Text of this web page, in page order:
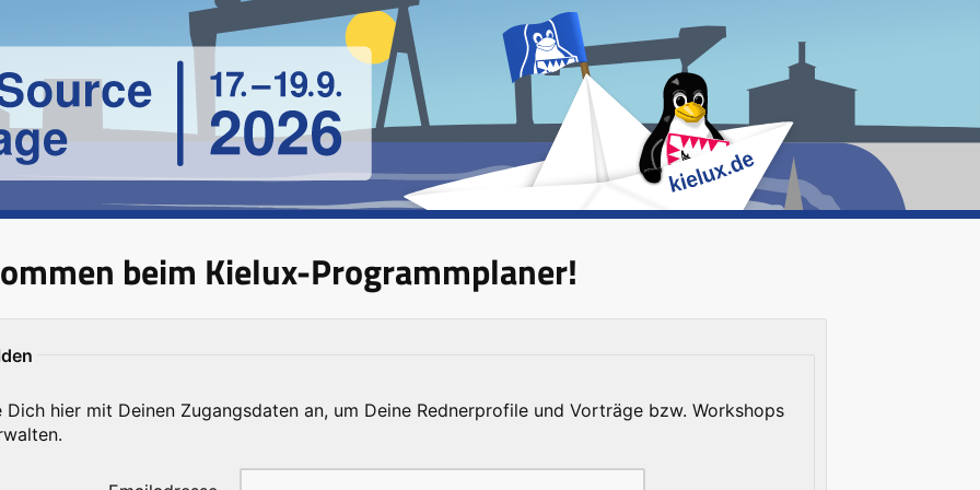
beim Kielux-Programmplaner!
Dich hier mit Deinen Zugangsdaten an, um Deine Rednerprofile und Vorträge bzw. Workshops